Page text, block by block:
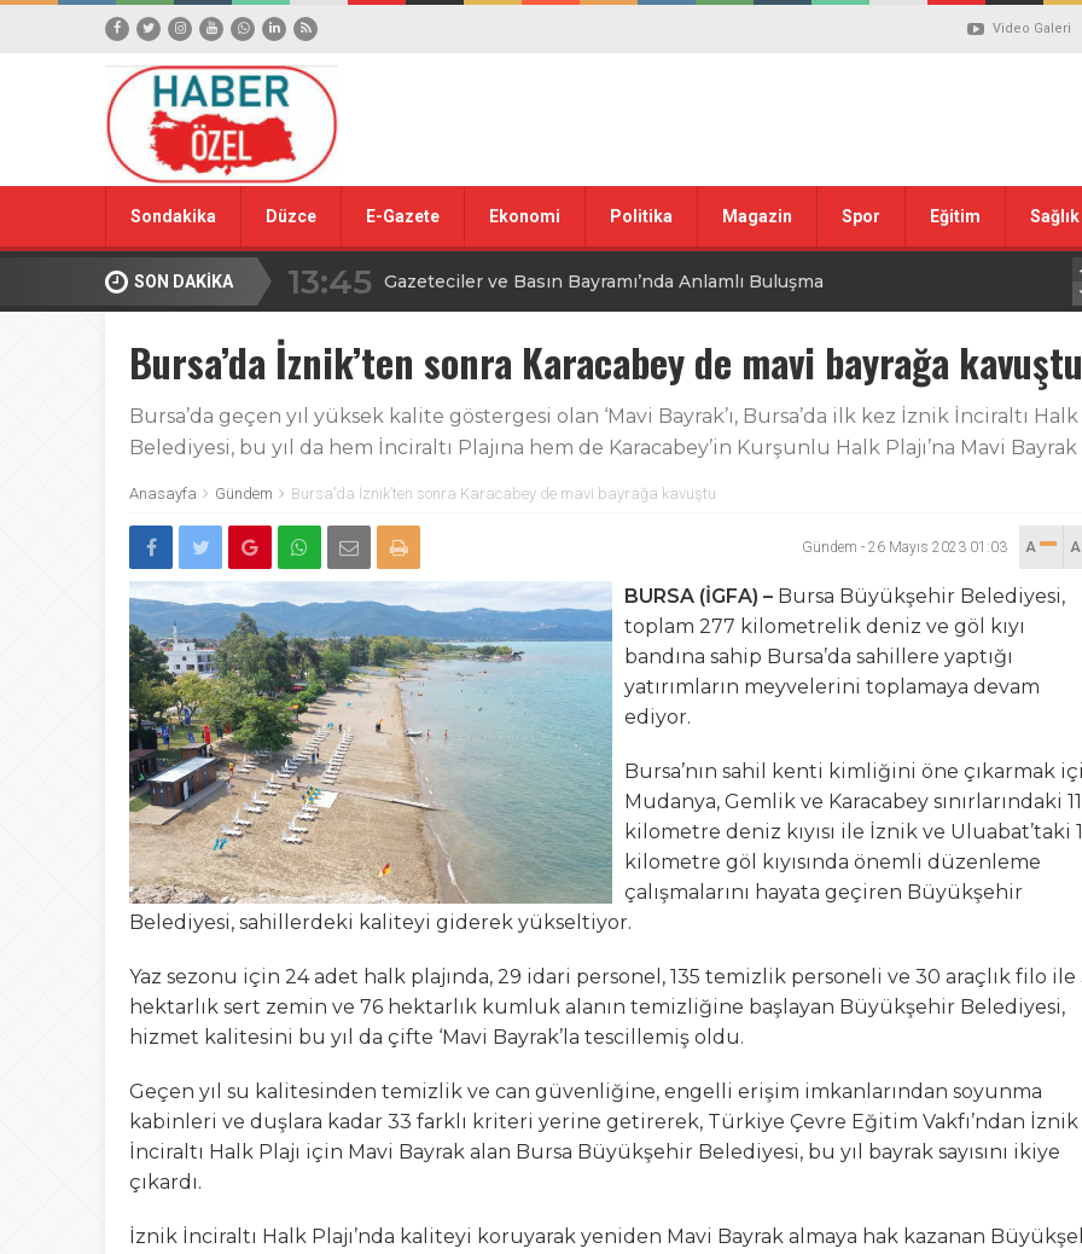
Video Galeri
Sondakika Düzce E-Gazete Ekonomi Politika Magazin Spor Eğitim Sağlık
SON DAKİKA 13:45 Gazeteciler ve Basın Bayramı’nda Anlamlı Buluşma
15:42
18:09 Düzce’den YÖREX tepkisi
00:39 Ahmet Alkan’dan İstiklal Marşı’nın Kabulünün 105. Yılı Mesajı
16:09 TBMM’de avcılıkla ilgili düzenleme görüşülüyor
22:00 Düzce’de “Yetki Alanı” Tartışması: Belediye Başkanı Özlü’ye Yönelik Sözlere
Tepki
13:23 Şafak Engin’den “asılsız haber” açıklaması
15:02 Türk Avcıları Kütahya Valisine tepki gösterdi
00:22 Yığılca’da Patpat Kazası: 3’ü Çocuk 7 Kişi Yaralandı
23:50 Akçakoca’da boğulma paniği
Bursa’da İznik’ten sonra Karacabey de mavi bayrağa kavuştu
Bursa’da geçen yıl yüksek kalite göstergesi olan ‘Mavi Bayrak’ı, Bursa’da ilk kez İznik İnciraltı
Belediyesi, bu yıl da hem İnciraltı Plajına hem de Karacabey’in Kurşunlu Halk Plajı’na Mavi Bayrak
Anasayfa Gündem Bursa’da İznik’ten sonra Karacabey de mavi bayrağa kavuştu
Gündem - 26 Mayıs 2023 01:03 A
BURSA (İGFA) – Bursa Büyükşehir Belediyesi,
toplam 277 kilometrelik deniz ve göl kıyı
bandına sahip Bursa’da sahillere yaptığı
yatırımların meyvelerini toplamaya devam
ediyor.
Bursa’nın sahil kenti kimliğini öne çıkarmak
Mudanya, Gemlik ve Karacabey sınırlarındaki
kilometre deniz kıyısı ile İznik ve Uluabat’taki
kilometre göl kıyısında önemli düzenleme
çalışmalarını hayata geçiren Büyükşehir
Belediyesi, sahillerdeki kaliteyi giderek yükseltiyor.
Yaz sezonu için 24 adet halk plajında, 29 idari personel, 135 temizlik personeli ve 30 araçlık filo ile
hektarlık sert zemin ve 76 hektarlık kumluk alanın temizliğine başlayan Büyükşehir Belediyesi,
hizmet kalitesini bu yıl da çifte ‘Mavi Bayrak’la tescillemiş oldu.
Geçen yıl su kalitesinden temizlik ve can güvenliğine, engelli erişim imkanlarından soyunma
kabinleri ve duşlara kadar 33 farklı kriteri yerine getirerek, Türkiye Çevre Eğitim Vakfı’ndan İznik
İnciraltı Halk Plajı için Mavi Bayrak alan Bursa Büyükşehir Belediyesi, bu yıl bayrak sayısını ikiye
çıkardı.
İznik İnciraltı Halk Plajı’nda kaliteyi koruyarak yeniden Mavi Bayrak almaya hak kazanan